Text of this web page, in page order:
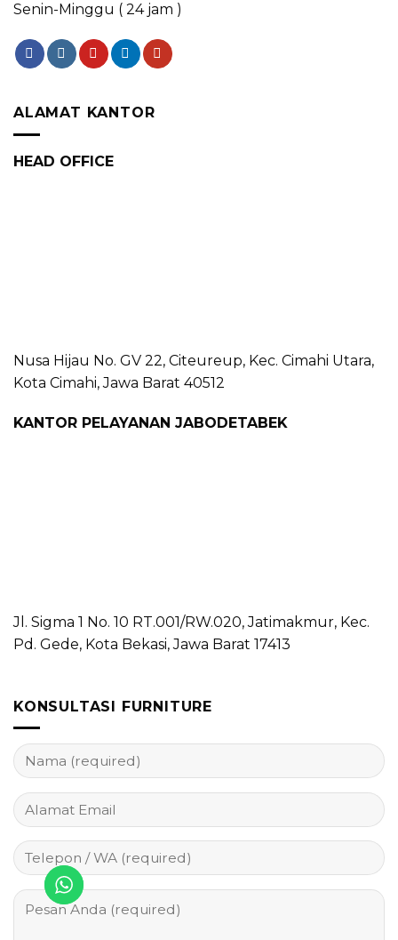
Senin-Minggu ( 24 jam )
ALAMAT KANTOR
HEAD OFFICE
Nusa Hijau No. GV 22, Citeureup, Kec. Cimahi Utara,
Kota Cimahi, Jawa Barat 40512
KANTOR PELAYANAN JABODETABEK
Jl. Sigma 1 No. 10 RT.001/RW.020, Jatimakmur, Kec.
Pd. Gede, Kota Bekasi, Jawa Barat 17413
KONSULTASI FURNITURE